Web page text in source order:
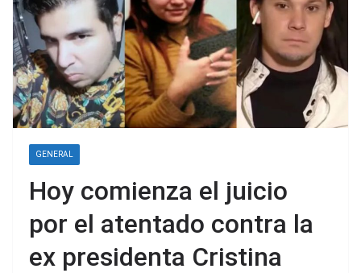
GENERAL
Hoy comienza el juicio
por el atentado contra la
ex presidenta Cristina